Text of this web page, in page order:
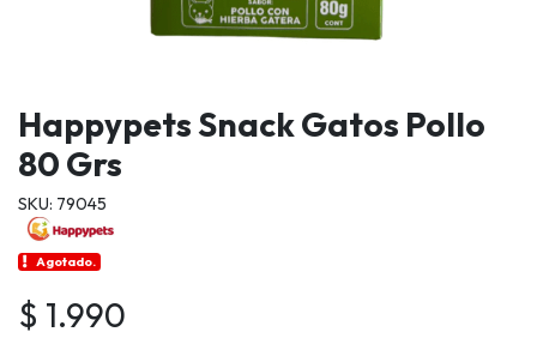
Happypets Snack Gatos Pollo
80 Grs
SKU: 79045
Agotado.
$ 1.990